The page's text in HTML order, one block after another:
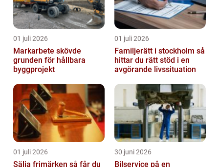
01 juli 2026
Markarbete skövde
grunden för hållbara
byggprojekt
01 juli 2026
Familjerätt i stockholm så
hittar du rätt stöd i en
avgörande livssituation
01 juli 2026
Sälja frimärken så får du
30 juni 2026
Bilservice på en